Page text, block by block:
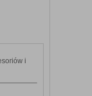
i